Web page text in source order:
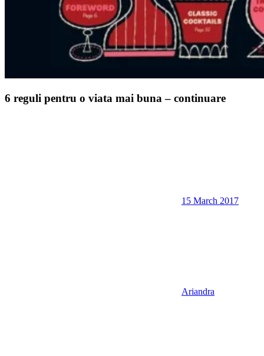
6 reguli pentru o viata mai buna – continuare
15 March 2017
Ariandra